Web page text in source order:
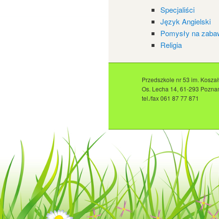
Specjaliści
Język Angielski
Pomysły na
Religia
Przedszkole nr 53 im.
Os. Lecha 14, 61-293
tel./fax 061 87 77 871